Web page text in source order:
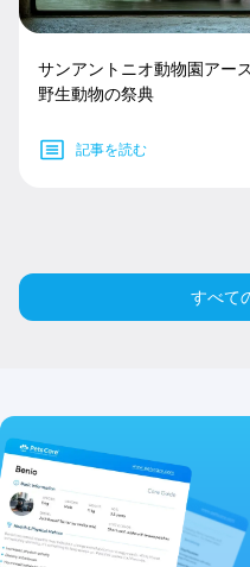
サンアントニオ動物園アー
野生動物の祭典
記事を読む
すべて